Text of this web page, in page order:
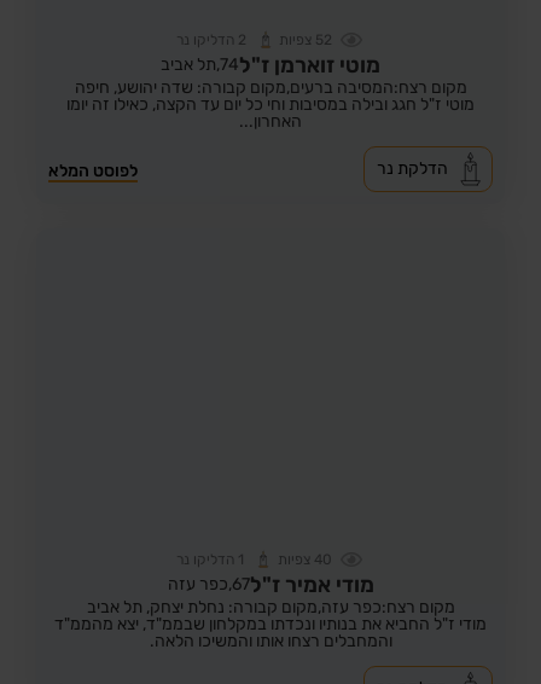
52 צפיות 2 הדליקו נר
מוטי זוארמן ז"ל74, תל אביב
מקום רצח:המסיבה ברעים,מקום קבורה: שדה יהושע, חיפה
מוטי ז"ל חגג ובילה במסיבות וחי כל יום עד הקצה, כאילו זה יומו
האחרון...
לפוסט המלא הדלקת נר
40 צפיות 1 הדליקו נר
מודי אמיר ז"ל67, כפר עזה
מקום רצח:כפר עזה,מקום קבורה: נחלת יצחק, תל אביב
מודי ז"ל החביא את בנותיו ונכדתו במקלחון שבממ"ד, יצא מהממ"ד
והמחבלים רצחו אותו והמשיכו הלאה.